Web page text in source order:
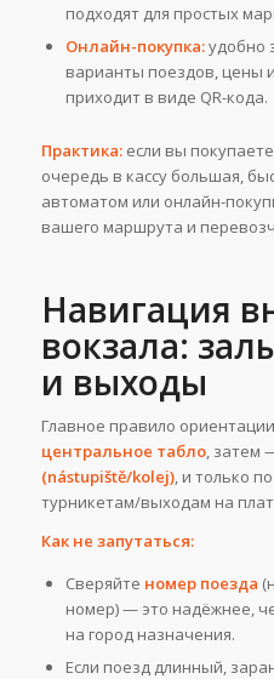
подходят для простых
Онлайн-покупка:удобно
варианты поездов, цены
приходит в виде QR-кода.
Практика:если вы
очередь в кассу большая,
автоматом или онлайн-
вашего маршрута и
Навигация
вокзала:
и выходы
Главное правило
центральное табло, затем
(nástupiště/kolej), и только
турникетам/выходам на
Как не запутаться:
Сверяйте номер поезда
номер) — это надёжнее,
на город назначения.
Если поезд длинный,